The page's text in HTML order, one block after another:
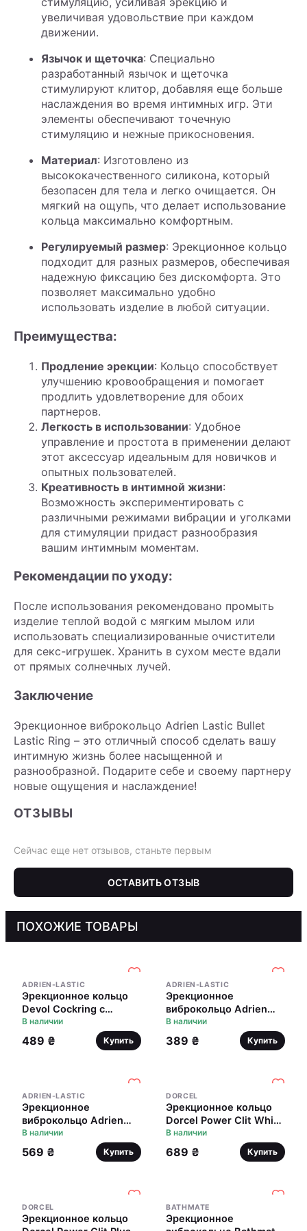
увеличивая удовольствие при каждом
движении.
Язычок и щеточка: Специально
разработанный язычок и щеточка
стимулируют клитор, добавляя еще больше
наслаждения во время интимных игр. Эти
элементы обеспечивают точечную
стимуляцию и нежные прикосновения.
Материал: Изготовлено из
высококачественного силикона, который
безопасен для тела и легко очищается. Он
мягкий на ощупь, что делает использование
кольца максимально комфортным.
Регулируемый размер: Эрекционное кольцо
подходит для разных размеров, обеспечивая
надежную фиксацию без дискомфорта. Это
позволяет максимально удобно
использовать изделие в любой ситуации.
Преимущества:
Продление эрекции: Кольцо способствует
улучшению кровообращения и помогает
продлить удовлетворение для обоих
партнеров.
Легкость в использовании: Удобное
управление и простота в применении делают
этот аксессуар идеальным для новичков и
опытных пользователей.
Креативность в интимной жизни:
Возможность экспериментировать с
различными режимами вибрации и уголками
для стимуляции придаст разнообразия
вашим интимным моментам.
Рекомендации по уходу:
После использования рекомендовано промыть
изделие теплой водой с мягким мылом или
использовать специализированные очистители
для секс-игрушек. Хранить в сухом месте вдали
от прямых солнечных лучей.
Заключение
Эрекционное виброкольцо Adrien Lastic Bullet
Lastic Ring – это отличный способ сделать вашу
интимную жизнь более насыщенной и
разнообразной. Подарите себе и своему партнеру
новые ощущения и наслаждение!
ОТЗЫВЫ
Сейчас еще нет отзывов, станьте первым
ОСТАВИТЬ ОТЗЫВ
ПОХОЖИЕ ТОВАРЫ
ADRIEN-LASTIC
Эрекционное кольцо
Devol Cockring с
вибрацией
В наличии
489 ₴ Купить
ADRIEN-LASTIC
Эрекционное
виброкольцо Adrien
Lastic Lingus Black с
язычком и щеточкой
для стимуляции
В наличии
389 ₴ Купить
ADRIEN-LASTIC
Эрекционное
виброкольцо Adrien
Lastic Lingus MAX
Violet с язычком для
стимуляции клитора
В наличии
569 ₴ Купить
DORCEL
Эрекционное кольцо
Dorcel Power Clit White
PHOSPHO с вибрацией,
белое, светится в
темноте
В наличии
689 ₴ Купить
DORCEL
Эрекционное кольцо
BATHMATE
Эрекционное